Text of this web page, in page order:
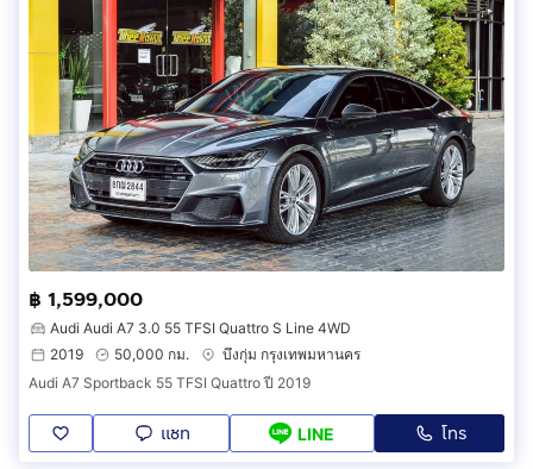
฿ 1,599,000
Audi Audi A7 3.0 55 TFSI Quattro S Line 4WD
2019
50,000 กม.
บึงกุ่ม กรุงเทพมหานคร
Audi A7 Sportback 55 TFSI Quattro ปี 2019
แชท LINE โทร